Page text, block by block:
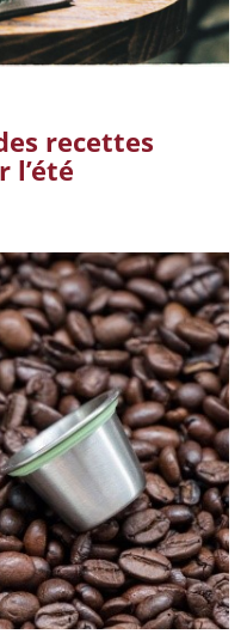
recettes
l’été